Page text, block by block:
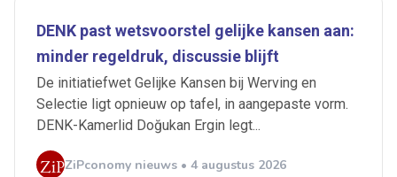
DENK past wetsvoorstel gelijke kansen aan:
minder regeldruk, discussie blijft
De initiatiefwet Gelijke Kansen bij Werving en
Selectie ligt opnieuw op tafel, in aangepaste vorm.
DENK-Kamerlid Doğukan Ergin legt...
ZiPconomy nieuws • 4 augustus 2026